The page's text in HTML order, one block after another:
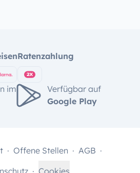
Ratenzahlung
im
Verfügbar auf
Google Play
Offene Stellen
AGB